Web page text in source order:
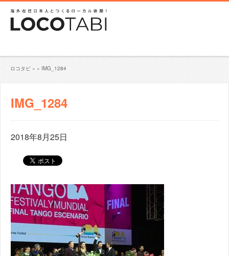
ロコタビ » » IMG_1284
IMG_1284
2018年8月25日